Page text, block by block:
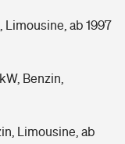
Limousine, ab 1997
Benzin,
Limousine, ab